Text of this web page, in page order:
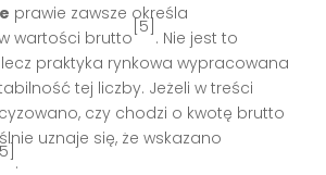
prawie zawsze określa
wartości brutto
[5]
. Nie jest to
praktyka rynkowa wypracowana
tej liczby. Jeżeli w treści
czy chodzi o kwotę brutto
uznaje się, że wskazano
.